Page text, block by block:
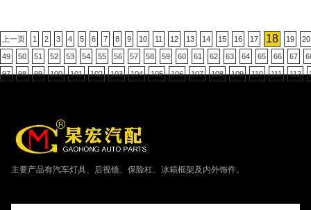
上一页 1 2 3 4 5 6 7 8 9 10 11 12 13 14 15 16 17 18 19 20
49 50 51 52 53 54 55 56 57 58 59 60 61 62 63 64 65 66 67
97 98 99 100 101 102 103 104 105 106 107 108 109 110 111 112
主要产品有汽车灯具、后视镜、保险杠、冰箱框架及内外饰件。